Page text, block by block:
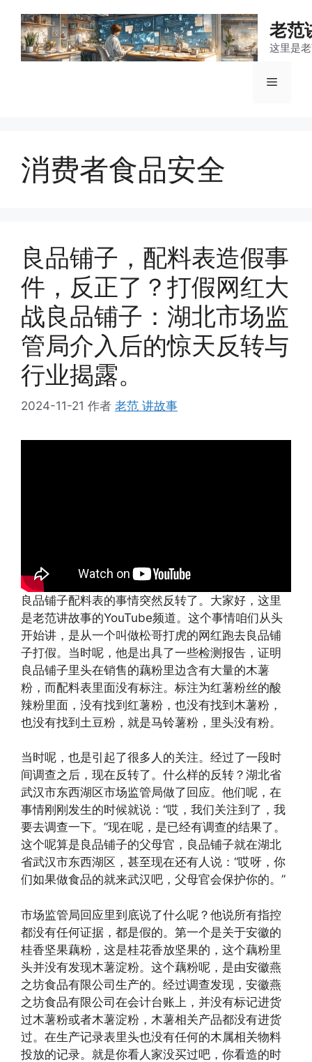
老范
这里是
菜
消费者食品安全
良品铺子，配料表造假事
件，反正了？打假网红大
战良品铺子：湖北市场监
管局介入后的惊天反转与
行业揭露。
2024-11-21 作者 老范 讲故事
良品铺子配料表的事情突然反转了。大家好，这里
是老范讲故事的YouTube频道。这个事情咱们从头
开始讲，是从一个叫做松哥打虎的网红跑去良品铺
子打假。当时呢，他是出具了一些检测报告，证明
良品铺子里头在销售的藕粉里边含有大量的木薯
粉，而配料表里面没有标注。标注为红薯粉丝的酸
辣粉里面，没有找到红薯粉，也没有找到木薯粉，
也没有找到土豆粉，就是马铃薯粉，里头没有粉。
当时呢，也是引起了很多人的关注。经过了一段时
间调查之后，现在反转了。什么样的反转？湖北省
武汉市东西湖区市场监管局做了回应。他们呢，在
事情刚刚发生的时候就说：“哎，我们关注到了，我
要去调查一下。”现在呢，是已经有调查的结果了。
这个呢算是良品铺子的父母官，良品铺子就在湖北
省武汉市东西湖区，甚至现在还有人说：“哎呀，你
们如果做食品的就来武汉吧，父母官会保护你的。”
市场监管局回应里到底说了什么呢？他说所有指控
都没有任何证据，都是假的。第一个是关于安徽的
桂香坚果藕粉，这是桂花香放坚果的，这个藕粉里
头并没有发现木薯淀粉。这个藕粉呢，是由安徽燕
之坊食品有限公司生产的。经过调查发现，安徽燕
之坊食品有限公司在会计台账上，并没有标记进货
过木薯粉或者木薯淀粉，木薯相关产品都没有进货
过。在生产记录表里头也没有任何的木属相关物料
投放的记录。就是你看人家没买过吧，你看造的时